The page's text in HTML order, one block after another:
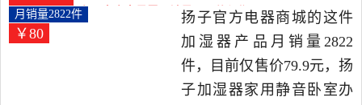
器，由广东 佛山发货。
办公室大容量雾月销量2822件仅售79.9元
￥80
月销量2822件
扬子官方电器商城的这件
加湿器产品月销量2822
件，目前仅售价79.9元，扬
子加湿器家用静音卧室办